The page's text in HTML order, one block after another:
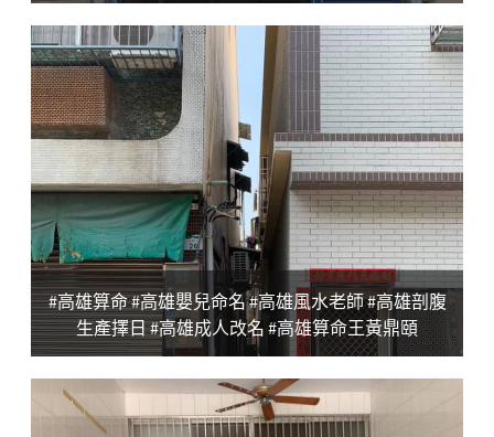
#高雄算命 #高雄嬰兒命名 #高雄風水老師 #高雄剖腹
生產擇日 #高雄成人改名 #高雄算命王黃鼎頤